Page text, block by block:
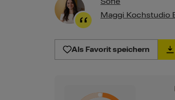
Maggi Kochstudio
Als Favorit speichern